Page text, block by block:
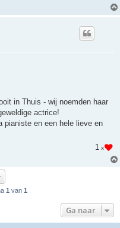
in Thuis - wij noemden haar
actrice!
pianiste en een hele lieve en
1 x
1 van 1
Ga naar